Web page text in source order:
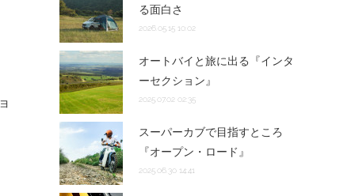
る面白さ
2026.05.15 10:02
オートバイと旅に出る『インタ
ーセクション』
2025.07.02 02:35
スーパーカブで目指すところ
『オープン・ロード』
2025.06.30 14:41